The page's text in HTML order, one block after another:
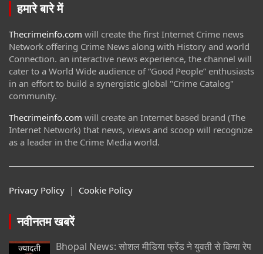
हमारे बारे में
Thecrimeinfo.com will create the first Internet Crime news
Network offering Crime News along with History and world
Connection. an interactive news experience, the channel will
cater to a World Wide audience of “Good People” enthusiasts
in an effort to build a synergistic global "Crime Catalog"
community.
Thecrimeinfo.com will create an Internet based brand (The
Internet Network) that news, views and scoop will recognize
as a leader in the Crime Media world.
Privacy Policy | Cookie Policy
नवीनतम खबरें
Bhopal News: सोशल मीडिया फ्रेंड ने युवती से किया रेप